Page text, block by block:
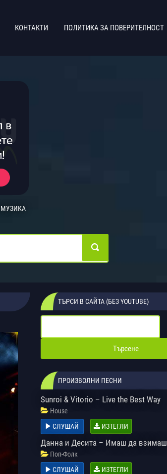
КОНТАКТИ ПОЛИТИКА ЗА ПОВЕРИТЕЛНОСТ
МУЗИКА
ТЪРСИ В САЙТА (БЕЗ YOUTUBE)
ПРОИЗВОЛНИ ПЕСНИ
Sunroi & Vitorio – Live the Best Way
House
СЛУШАЙ
ИЗТЕГЛИ
Данна и Десита – Имаш да взимаш
Поп-Фолк
СЛУШАЙ
ИЗТЕГЛИ